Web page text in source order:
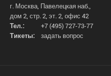
г. Москва, Павелецкая наб.,
дом 2, стр. 2, эт. 2, офис 42
Тел.:
+7 (495) 727-73-77
Тикеты:
задать вопрос